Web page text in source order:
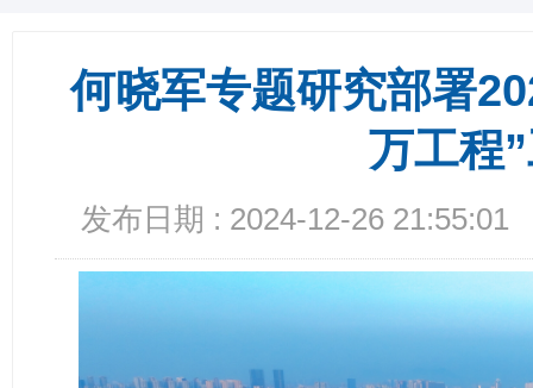
何晓军专题研究部署
万工程
发布日期 : 2024-12-26 21:55:01